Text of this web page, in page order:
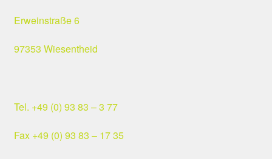
Erweinstraße 6
97353 Wiesentheid
Tel. +49 (0) 93 83 – 3 77
Fax +49 (0) 93 83 – 17 35